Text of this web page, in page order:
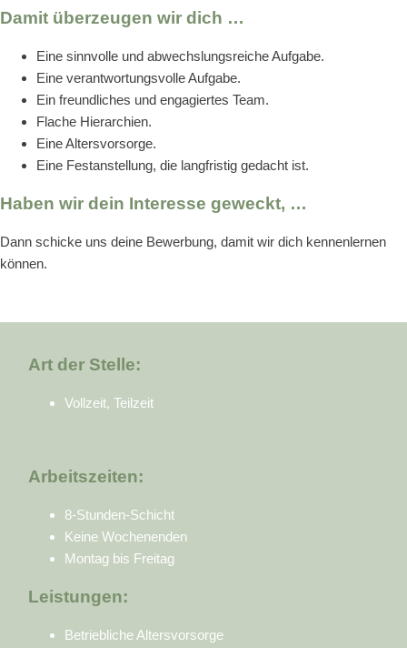
Damit überzeugen wir dich …
Eine sinnvolle und abwechslungsreiche Aufgabe.
Eine verantwortungsvolle Aufgabe.
Ein freundliches und engagiertes Team.
Flache Hierarchien.
Eine Altersvorsorge.
Eine Festanstellung, die langfristig gedacht ist.
Haben wir dein Interesse geweckt, …
Dann schicke uns deine Bewerbung, damit wir dich kennenlernen
können.
Art der Stelle:
Vollzeit, Teilzeit
Arbeitszeiten:
8-Stunden-Schicht
Keine Wochenenden
Montag bis Freitag
Leistungen:
Betriebliche Altersvorsorge